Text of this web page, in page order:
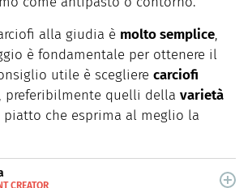
alla giudia è molto semplice,
è fondamentale per ottenere il
utile è scegliere carciofi
, preferibilmente quelli della varietà
piatto che esprima al meglio la
CREATOR